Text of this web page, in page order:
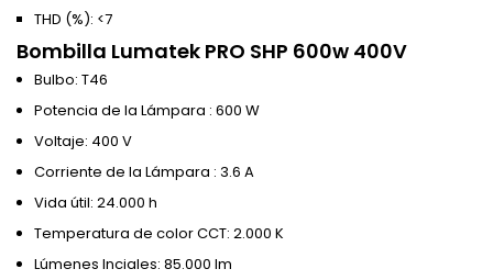
THD (%): <7
Bombilla Lumatek PRO SHP 600w 400V
Bulbo: T46
Potencia de la Lámpara : 600 W
Voltaje: 400 V
Corriente de la Lámpara : 3.6 A
Vida útil: 24.000 h
Temperatura de color CCT: 2.000 K
Lúmenes Inciales: 85.000 lm